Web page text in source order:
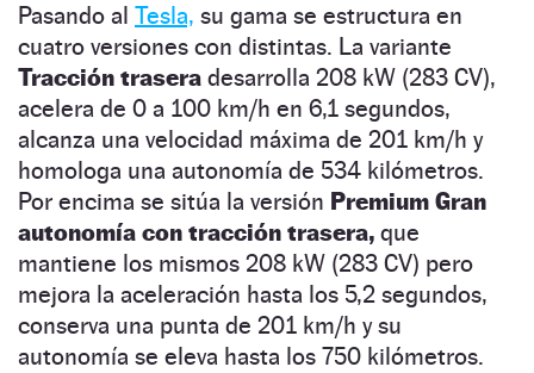
Pasando al Tesla, su gama se estructura en
cuatro versiones con distintas. La variante
Tracción trasera desarrolla 208 kW (283 CV),
acelera de 0 a 100 km/h en 6,1 segundos,
alcanza una velocidad máxima de 201 km/h y
homologa una autonomía de 534 kilómetros.
Por encima se sitúa la versión Premium Gran
autonomía con tracción trasera, que
mantiene los mismos 208 kW (283 CV) pero
mejora la aceleración hasta los 5,2 segundos,
conserva una punta de 201 km/h y su
autonomía se eleva hasta los 750 kilómetros.